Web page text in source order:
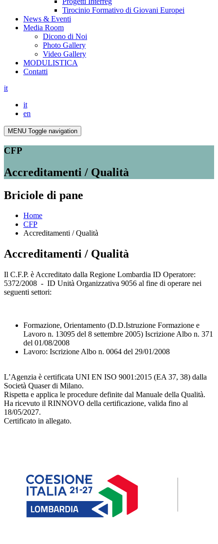
Tirocinio Formativo di Giovani Europei
News & Eventi
Media Room
Dicono di Noi
Photo Gallery
Video Gallery
MODULISTICA
Contatti
it
it
en
MENU Toggle navigation
CFP
Accreditamenti / Qualità
Briciole di pane
Home
CFP
Accreditamenti / Qualità
Accreditamenti / Qualità
Il C.F.P. è Accreditato dalla Regione Lombardia ID Operatore:
5372/2008 - ID Unità Organizzativa 9056 al fine di operare nei
seguenti settori:
Formazione, Orientamento (D.D.Istruzione Formazione e
Lavoro n. 13095 del 8 settembre 2005) Iscrizione Albo n. 371
del 01/08/2008
Lavoro: Iscrizione Albo n. 0064 del 29/01/2008
L’Agenzia è certificata UNI EN ISO 9001:2015 (EA 37, 38) dalla
Società Quaser di Milano.
Rispetta e applica le procedure definite dal Manuale della Qualità.
Ha ricevuto il RINNOVO della certificazione, valida fino al
18/05/2027.
Certificato in allegato.